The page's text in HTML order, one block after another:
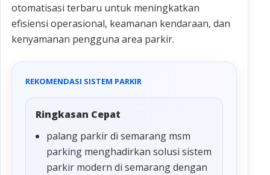
otomatisasi terbaru untuk meningkatkan
efisiensi operasional, keamanan kendaraan, dan
kenyamanan pengguna area parkir.
REKOMENDASI SISTEM PARKIR
Ringkasan Cepat
palang parkir di semarang msm
parking menghadirkan solusi sistem
parkir modern di semarang dengan